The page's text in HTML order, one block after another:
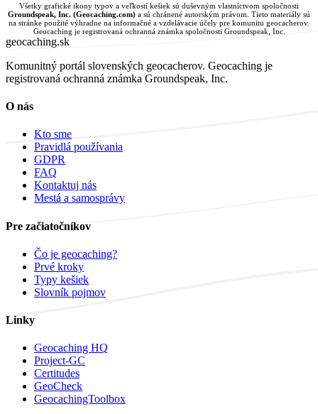
Všetky grafické ikony typov a veľkostí kešiek sú duševným vlastníctvom spoločnosti
Groundspeak, Inc. (Geocaching.com) a sú chránené autorským právom. Tieto materiály sú
na stránke použité výhradne na informačné a vzdelávacie účely pre komunitu geocacherov.
Geocaching je registrovaná ochranná známka spoločnosti Groundspeak, Inc.
geocaching.sk
Komunitný portál slovenských geocacherov. Geocaching je
registrovaná ochranná známka Groundspeak, Inc.
O nás
Kto sme
Pravidlá používania
GDPR
FAQ
Kontaktuj nás
Mestá a samosprávy
Pre začiatočníkov
Čo je geocaching?
Prvé kroky
Typy kešiek
Slovník pojmov
Linky
Geocaching HQ
Project-GC
Certitudes
GeoCheck
GeocachingToolbox